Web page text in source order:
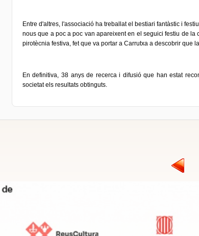
Entre d'altres, l'associació ha treballat el bestiari fantàstic i
nous que a poc a poc van apareixent en el seguici festiu de
pirotècnia festiva, fet que va portar a Carrutxa a descobrir que
En definitiva, 38 anys de recerca i difusió que han estat
societat els resultats obtinguts.